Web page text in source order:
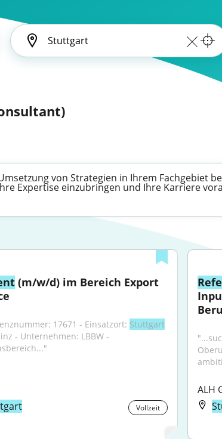
von Strategien in Ihrem Fachgebiet
Expertise einzubringen und Ihre Karriere
(m/w/d) im Bereich Export
17671 - Einsatzort: Stuttgart
- Unternehmen: LBBW -
Vollzeit
ALH